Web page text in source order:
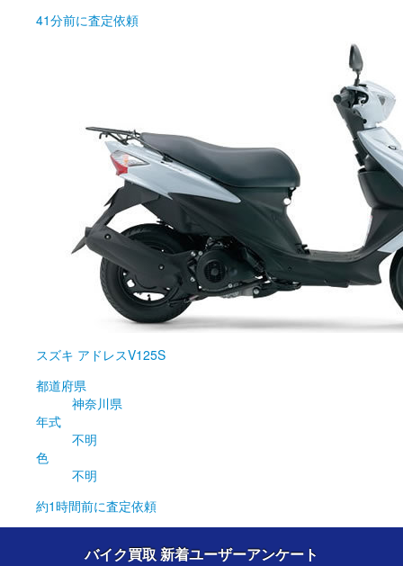
41分前に査定依頼
スズキ アドレスV125S
都道府県
神奈川県
年式
不明
色
不明
約1時間前に査定依頼
バイク買取 新着ユーザーアンケート